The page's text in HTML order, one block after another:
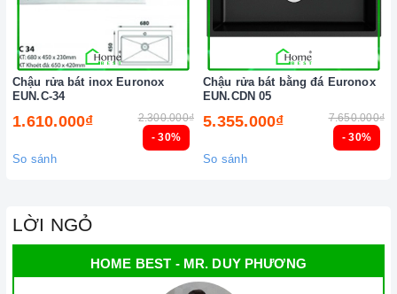
- 30%
Chậu rửa bát inox Euronox
EUN.C-34
1.610.000₫ 2.300.000₫
So sánh
- 30%
Chậu rửa bát bằng đá Euronox
EUN.CDN 05
5.355.000₫ 7.650.000₫
So sánh
LỜI NGỎ
HOME BEST - MR. DUY PHƯƠNG